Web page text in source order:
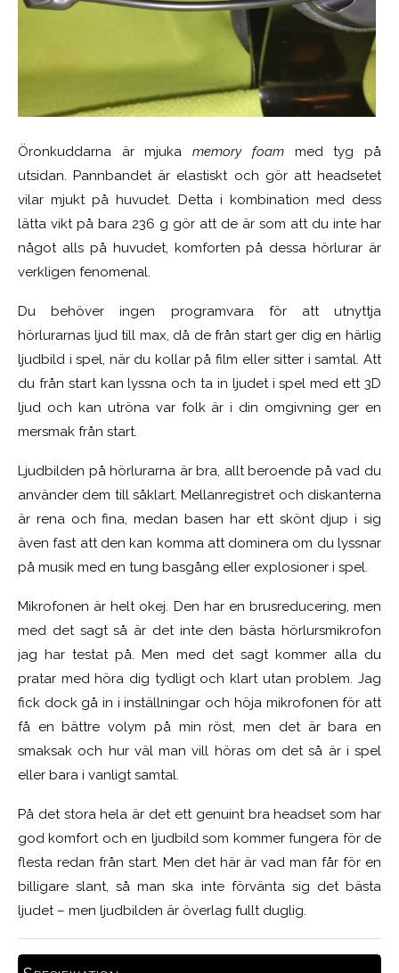
Öronkuddarna är mjukamemory foammed tyg på
utsidan. Pannbandet är elastiskt och gör att headsetet
vilar mjukt på huvudet. Detta i kombination med dess
lätta vikt på bara 236 g gör att de är som att du inte har
något alls på huvudet, komforten på dessa hörlurar är
verkligen fenomenal.
Du behöver ingen programvara för att utnyttja
hörlurarnas ljud till max, då de från start ger dig en härlig
ljudbild i spel, när du kollar på film eller sitter i samtal. Att
du från start kan lyssna och ta in ljudet i spel med ett 3D
ljud och kan utröna var folk är i din omgivning ger en
mersmak från start.
Ljudbilden på hörlurarna är bra, allt beroende på vad du
använder dem till såklart. Mellanregistret och diskanterna
är rena och fina, medan basen har ett skönt djup i sig
även fast att den kan komma att dominera om du lyssnar
på musik med en tung basgång eller explosioner i spel.
Mikrofonen är helt okej. Den har en brusreducering, men
med det sagt så är det inte den bästa hörlursmikrofon
jag har testat på. Men med det sagt kommer alla du
pratar med höra dig tydligt och klart utan problem. Jag
fick dock gå in i inställningar och höja mikrofonen för att
få en bättre volym på min röst, men det är bara en
smaksak och hur väl man vill höras om det så är i spel
eller bara i vanligt samtal.
På det stora hela är det ett genuint bra headset som har
god komfort och en ljudbild som kommer fungera för de
flesta redan från start. Men det här är vad man får för en
billigare slant, så man ska inte förvänta sig det bästa
ljudet – men ljudbilden är överlag fullt duglig.